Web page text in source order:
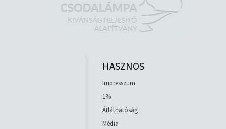
HASZNOS
Impresszum
1%
Átláthatóság
Média